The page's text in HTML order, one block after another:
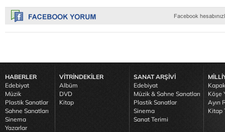
HABERLER
Edebiyat
Müzik
Plastik Sanatlar
Sahne Sanatları
Sinema
Yazarlar
VİTRİNDEKİLER
Albüm
DVD
Kitap
SANAT ARŞİVİ
Edebiyat
Müzik & Sahne Sanatları
Plastik Sanatlar
Sinema
Sanat Terimi
Köşe
Ayın
Kitap